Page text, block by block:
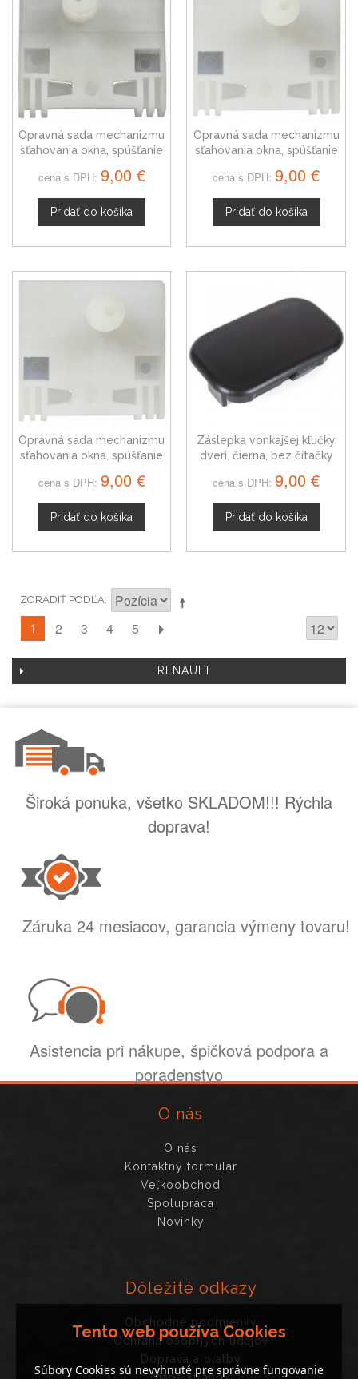
Opravná sada mechanizmu
sťahovania okna, spúšťanie
zadná pravá
cena s DPH: 9,00 €
Pridať do košíka
Opravná sada mechanizmu
sťahovania okna, spúšťanie
zadná ľavá
cena s DPH: 9,00 €
Pridať do košíka
Opravná sada mechanizmu
sťahovania okna, spúšťanie
zadná ľavá
cena s DPH: 9,00 €
Pridať do košíka
Záslepka vonkajšej kľučky
dverí, čierna, bez čítačky
cena s DPH: 9,00 €
Pridať do košíka
ZORADIŤ PODĽA
1 2 3 4 5
RENAULT
Široká ponuka, všetko SKLADOM!!! Rýchla
doprava!
Záruka 24 mesiacov, garancia výmeny tovaru!
Asistencia pri nákupe, špičková podpora a
poradenstvo
O nás
O nás
Kontaktný formulár
Veľkoobchod
Spolupráca
Novinky
Dôležité odkazy
Obchodné podmienky
Ochrana osobných údajov
Doprava a platby
Tento web používa Cookies
Súbory Cookies sú nevyhnuté pre správne fungovanie